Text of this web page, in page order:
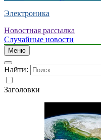
Электроника
Новостная рассылка
Случайные новости
Меню
Найти:
Заголовки